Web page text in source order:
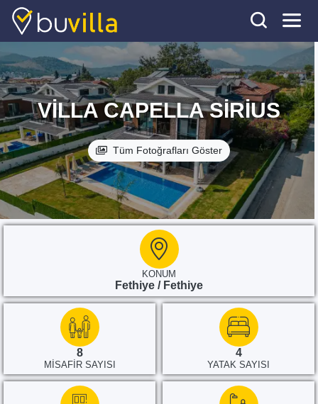
VILLA CAPELLA SIRIUS
Tüm Fotoğrafları Göster
KONUM
Fethiye / Fethiye
8
MISAFIR SAYISI
4
YATAK SAYISI